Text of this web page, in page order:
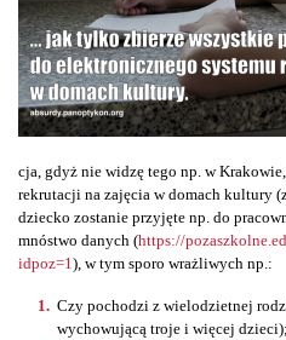
cja, gdyż nie widzę tego np. w
rekrutacji na zajęcia w domach kultury
dziecko zostanie przyjęte np. do
mnóstwo danych (https://
idpoz=1), w tym sporo wrażliwych np.:
Czy pochodzi z wielodzietnej
wychowującą troje i więcej dzieci);